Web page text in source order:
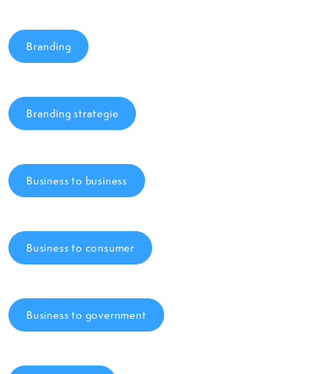
Branding
Branding strategie
Business to business
Business to consumer
Business to government